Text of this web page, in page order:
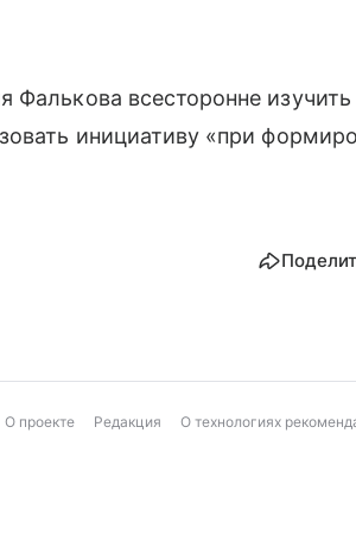
Фалькова всесторонне изучить
инициативу «при
О проекте Редакция О технологиях